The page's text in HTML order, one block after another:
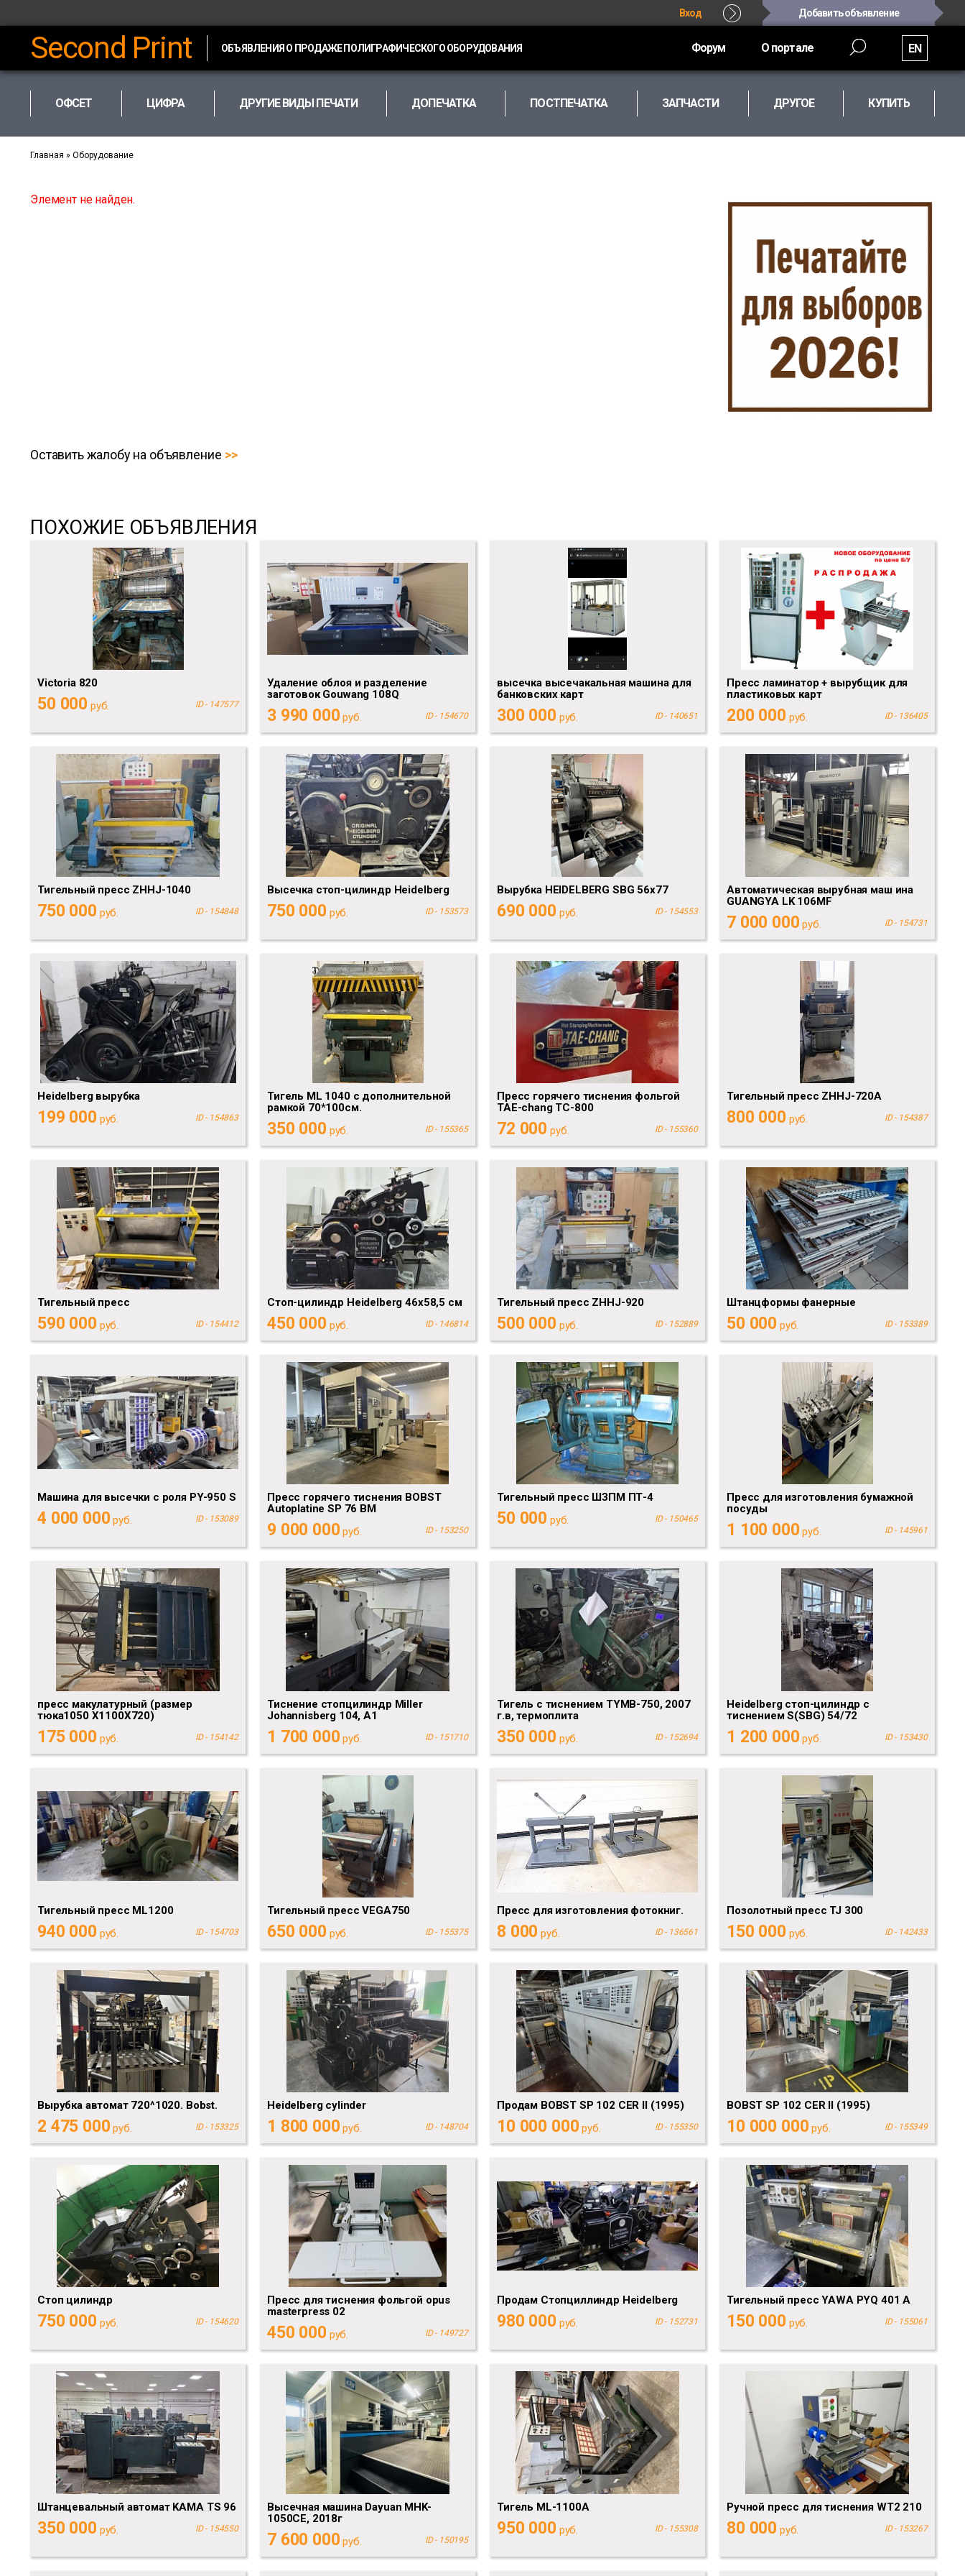
Вход Добавить объявление
Second Print ОБЪЯВЛЕНИЯ О ПРОДАЖЕ ПОЛИГРАФИЧЕСКОГО ОБОРУДОВАНИЯ Форум О портале EN
ОФСЕТ ЦИФРА ДРУГИЕ ВИДЫ ПЕЧАТИ ДОПЕЧАТКА ПОСТПЕЧАТКА ЗАПЧАСТИ ДРУГОЕ КУПИТЬ
Главная » Оборудование
Элемент не найден.
Оставить жалобу на объявление
ПОХОЖИЕ ОБЪЯВЛЕНИЯ
Victoria 820
50 000 руб. ID - 147577
Удаление облоя и разделение
заготовок Gouwang 108Q
3 990 000 руб. ID - 154670
высечка высечакальная машина для
банковских карт
300 000 руб. ID - 140651
Пресс ламинатор + вырубщик для
пластиковых карт
200 000 руб. ID - 136405
Тигельный пресс ZHHJ-1040
750 000 руб. ID - 154848
Высечка стоп-цилиндр Heidelberg
750 000 руб. ID - 153573
Вырубка HEIDELBERG SBG 56x77
690 000 руб. ID - 154553
Автоматическая вырубная маш ина
GUANGYA LK 106MF
7 000 000 руб. ID - 154731
Heidelberg вырубка
199 000 руб. ID - 154863
Тигель ML 1040 с дополнительной
рамкой 70*100см.
350 000 руб. ID - 155365
Пресс горячего тиснения фольгой
TAE-chang TC-800
72 000 руб. ID - 155360
Тигельный пресс ZHHJ-720A
800 000 руб. ID - 154387
Тигельный пресс
590 000 руб. ID - 154412
Стоп-цилиндр Heidelberg 46х58,5 см
450 000 руб. ID - 146814
Тигельный пресс ZHHJ-920
500 000 руб. ID - 152889
Штанцформы фанерные
50 000 руб. ID - 153389
Машина для высечки с роля PY-950 S
4 000 000 руб. ID - 153089
Пресс горячего тиснения BOBST
Autoplatine SP 76 BM
9 000 000 руб. ID - 153250
Тигельный пресс ШЗПМ ПТ-4
50 000 руб. ID - 150465
Пресс для изготовления бумажной
посуды
1 100 000 руб. ID - 145961
пресс макулатурный (размер
тюка1050 Х1100Х720)
175 000 руб. ID - 154142
Тиснение стопцилиндр Miller
Johannisberg 104, А1
1 700 000 руб. ID - 151710
Тигель с тиснением TYMB-750, 2007
г.в, термоплита
350 000 руб. ID - 152694
Heidelberg стоп-цилиндр с
тиснением S(SBG) 54/72
1 200 000 руб. ID - 153430
Тигельный пресс ML1200
940 000 руб. ID - 154703
Тигельный пресс VEGA750
650 000 руб. ID - 155375
Пресс для изготовления фотокниг.
8 000 руб. ID - 136561
Позолотный пресс TJ 300
150 000 руб. ID - 142433
Вырубка автомат 720^1020. Bobst.
2 475 000 руб. ID - 153325
Heidelberg cylinder
1 800 000 руб. ID - 148704
Продам BOBST SP 102 CER II (1995)
10 000 000 руб. ID - 155350
BOBST SP 102 CER II (1995)
10 000 000 руб. ID - 155349
Стоп цилиндр
750 000 руб. ID - 154620
Пресс для тиснения фольгой opus
masterpress 02
450 000 руб. ID - 149727
Продам Стопциллиндр Heidelberg
980 000 руб. ID - 152731
Тигельный пресс YAWA PYQ 401 A
150 000 руб. ID - 155061
Штанцевальный автомат KAMA TS 96
350 000 руб. ID - 154550
Высечная машина Dayuan MHK-
1050CE, 2018г
7 600 000 руб. ID - 150195
Тигель ML-1100A
950 000 руб. ID - 155308
Ручной пресс для тиснения WT2 210
80 000 руб. ID - 153267